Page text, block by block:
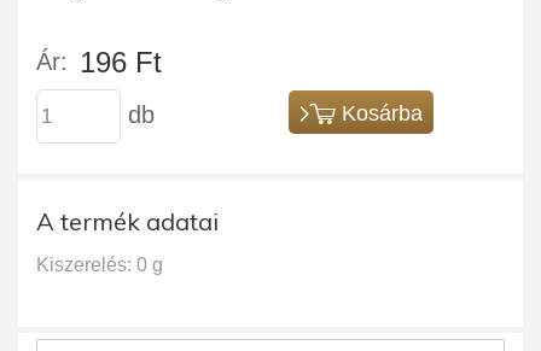
Ár: 196 Ft
db Kosárba
A termék adatai
Kiszerelés: 0 g